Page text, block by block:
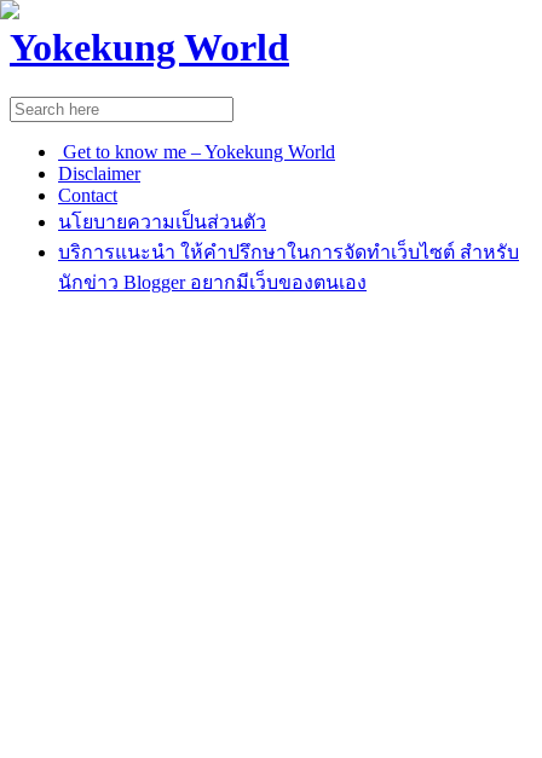
Yokekung World
Get to know me – Yokekung World
Disclaimer
Contact
นโยบายความเป็นส่วนตัว
บริการแนะนำ ให้คำปรึกษาในการจัดทำเว็บไซต์ สำหรับ
นักข่าว Blogger อยากมีเว็บของตนเอง